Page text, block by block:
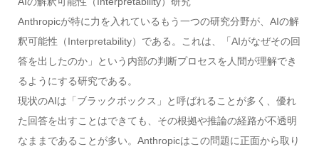
Anthropicが特に力を入れているもう一つの研究分野が、AIの解
釈可能性（Interpretability）である。これは、「AIがなぜその回
答を出したのか」という内部の判断プロセスを人間が理解でき
るようにする研究である。
現状のAIは「ブラックボックス」と呼ばれることが多く、優れ
た回答を出すことはできても、その根拠や推論の経路が不透明
なままであることが多い。Anthropicはこの問題に正面から取り